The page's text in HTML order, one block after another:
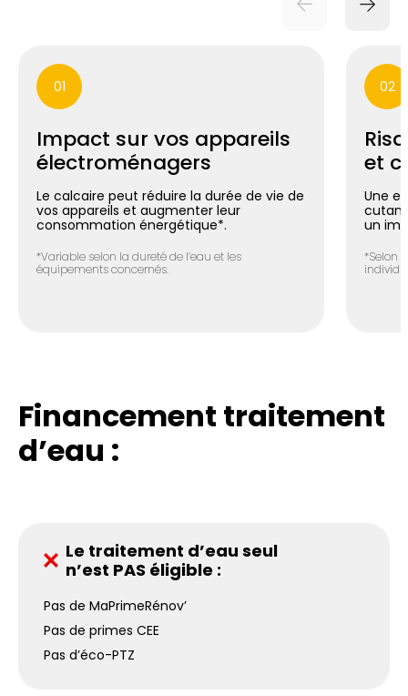
01
Impact sur vos appareils
électroménagers
Le calcaire peut réduire la durée de vie de
vos appareils et augmenter leur
consommation énergétique*.
*Variable selon la dureté de l’eau et les
équipements concernés.
02
et
Une
un
*Selon
Financement traitement
d’eau :
Le traitement d’eau seul
n’est PAS éligible :
Pas de MaPrimeRénov’
Pas de primes CEE
Pas d’éco-PTZ